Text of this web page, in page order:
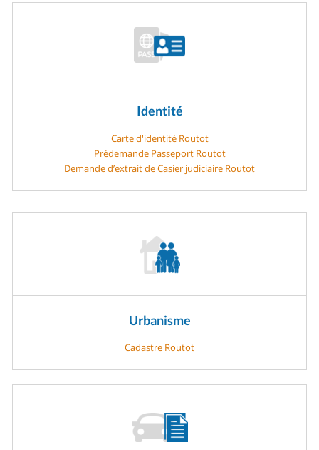
Identité
Carte d'identité Routot
Prédemande Passeport Routot
Demande d’extrait de Casier judiciaire Routot
Urbanisme
Cadastre Routot